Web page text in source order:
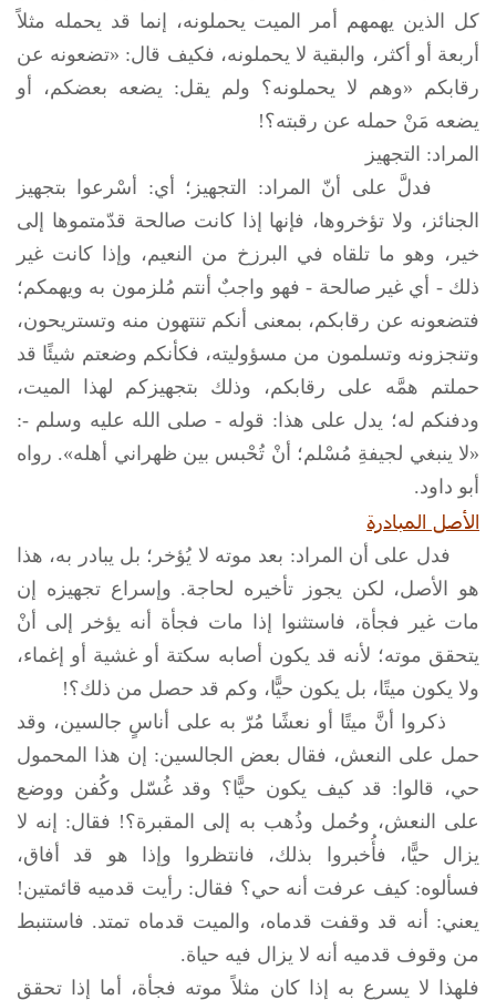
كل الذين يهمهم أمر الميت يحملونه، إنما قد يحمله مثلاً
أربعة أو أكثر، والبقية لا يحملونه، فكيف قال: «تضعونه عن
رقابكم «وهم لا يحملونه؟ ولم يقل: يضعه بعضكم، أو
يضعه مَنْ حمله عن رقبته؟!
المراد: التجهيز
فدلَّ على أنّ المراد: التجهيز؛ أي: أسْرعوا بتجهيز
الجنائز، ولا تؤخروها، فإنها إذا كانت صالحة قدّمتموها إلى
خير، وهو ما تلقاه في البرزخ من النعيم، وإذا كانت غير
ذلك - أي غير صالحة - فهو واجبٌ أنتم مُلزمون به ويهمكم؛
فتضعونه عن رقابكم، بمعنى أنكم تنتهون منه وتستريحون،
وتنجزونه وتسلمون من مسؤوليته، فكأنكم وضعتم شيئًا قد
حملتم همَّه على رقابكم، وذلك بتجهيزكم لهذا الميت،
ودفنكم له؛ يدل على هذا: قوله - صلى الله عليه وسلم -:
«لا ينبغي لجيفةِ مُسْلم؛ أنْ تُحْبس بين ظهراني أهله». رواه
أبو داود.
الأصل المبادرة
فدل على أن المراد: بعد موته لا يُؤخر؛ بل يبادر به، هذا
هو الأصل، لكن يجوز تأخيره لحاجة. وإسراع تجهيزه إن
مات غير فجأة، فاستثنوا إذا مات فجأة أنه يؤخر إلى أنْ
يتحقق موته؛ لأنه قد يكون أصابه سكتة أو غشية أو إغماء،
ولا يكون ميتًا، بل يكون حيًّا، وكم قد حصل من ذلك؟!
ذكروا أنَّ ميتًا أو نعشًا مُرّ به على أناسٍ جالسين، وقد
حمل على النعش، فقال بعض الجالسين: إن هذا المحمول
حي، قالوا: قد كيف يكون حيًّا؟ وقد غُسّل وكُفن ووضع
على النعش، وحُمل وذُهب به إلى المقبرة؟! فقال: إنه لا
يزال حيًّا، فأُخبروا بذلك، فانتظروا وإذا هو قد أفاق،
فسألوه: كيف عرفت أنه حي؟ فقال: رأيت قدميه قائمتين!
يعني: أنه قد وقفت قدماه، والميت قدماه تمتد. فاستنبط
من وقوف قدميه أنه لا يزال فيه حياة.
فلهذا لا يسرع به إذا كان مثلاً موته فجأة، أما إذا تحقق